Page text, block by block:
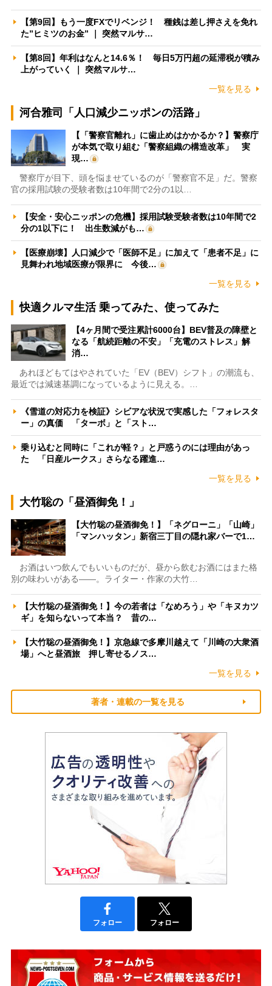
【第9回】もう一度FXでリベンジ！ 種銭は差し押さえを免れ
た”ヒミツのお金” ｜ 突然マルサ…
【第8回】年利はなんと14.6％！ 毎日5万円超の延滞税が積み
上がっていく ｜ 突然マルサ…
一覧を見る
河合雅司「人口減少ニッポンの活路」
【「警察官離れ」に歯止めはかかるか？】警察庁
が本気で取り組む「警察組織の構造改革」 実
現…
警察庁が目下、頭を悩ませているのが「警察官不足」だ。警察
官の採用試験の受験者数は10年間で2分の1以…
【安全・安心ニッポンの危機】採用試験受験者数は10年間で2
分の1以下に！ 出生数減がも…
【医療崩壊】人口減少で「医師不足」に加えて「患者不足」に
見舞われ地域医療が限界に 今後…
一覧を見る
快適クルマ生活 乗ってみた、使ってみた
【4ヶ月間で受注累計6000台】BEV普及の障壁と
なる「航続距離の不安」「充電のストレス」解
消…
あれほどもてはやされていた「EV（BEV）シフト」の潮流も、
最近では減速基調になっているように見える。…
《雪道の対応力を検証》シビアな状況で実感した「フォレスタ
ー」の真価 「ターボ」と「スト…
乗り込むと同時に「これが軽？」と戸惑うのには理由があっ
た 「日産ルークス」さらなる躍進…
一覧を見る
大竹聡の「昼酒御免！」
【大竹聡の昼酒御免！】「ネグローニ」「山崎」
「マンハッタン」新宿三丁目の隠れ家バーで1…
お酒はいつ飲んでもいいものだが、昼から飲むお酒にはまた格
別の味わいがある――。ライター・作家の大竹…
【大竹聡の昼酒御免！】今の若者は「なめろう」や「キヌカツ
ギ」を知らないって本当？ 昔の…
【大竹聡の昼酒御免！】京急線で多摩川越えて「川崎の大衆酒
場」へと昼酒旅 押し寄せるノス…
一覧を見る
著者・連載の一覧を見る
フォロー フォロー